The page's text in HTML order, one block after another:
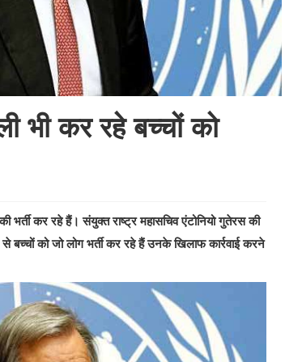
भी कर रहे बच्चों को
कर रहे हैं। संयुक्त राष्ट्र महासचिव एंटोनियो गुतेरस की
बच्चों को जो लोग भर्ती कर रहे हैं उनके खिलाफ कार्रवाई करने